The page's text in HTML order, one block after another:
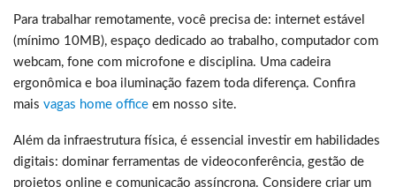
Para trabalhar remotamente, você precisa de: internet estável
(mínimo 10MB), espaço dedicado ao trabalho, computador com
webcam, fone com microfone e disciplina. Uma cadeira
ergonômica e boa iluminação fazem toda diferença. Confira
mais vagas home office em nosso site.
Além da infraestrutura física, é essencial investir em habilidades
digitais: dominar ferramentas de videoconferência, gestão de
projetos online e comunicação assíncrona. Considere criar um